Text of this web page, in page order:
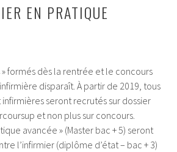
EN PRATIQUE
» formés dès la rentrée et le concours
disparaît. À partir de 2019, tous
seront recrutés sur dossier
et non plus sur concours.
avancée » (Master bac + 5) seront
l’infirmier (diplôme d’état – bac + 3)